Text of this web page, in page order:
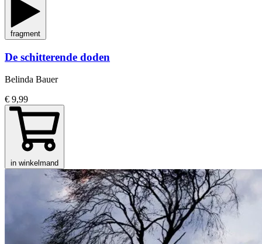
fragment
De schitterende doden
Belinda Bauer
€ 9,99
in winkelmand